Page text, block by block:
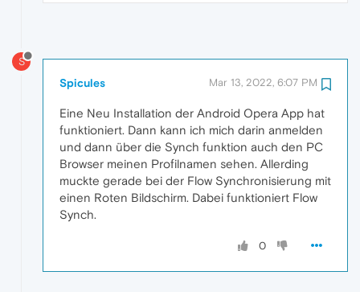
S
Spicules Mar 13, 2022, 6:07 PM
Eine Neu Installation der Android Opera App hat
funktioniert. Dann kann ich mich darin anmelden
und dann über die Synch funktion auch den PC
Browser meinen Profilnamen sehen. Allerding
muckte gerade bei der Flow Synchronisierung mit
einen Roten Bildschirm. Dabei funktioniert Flow
Synch.
0